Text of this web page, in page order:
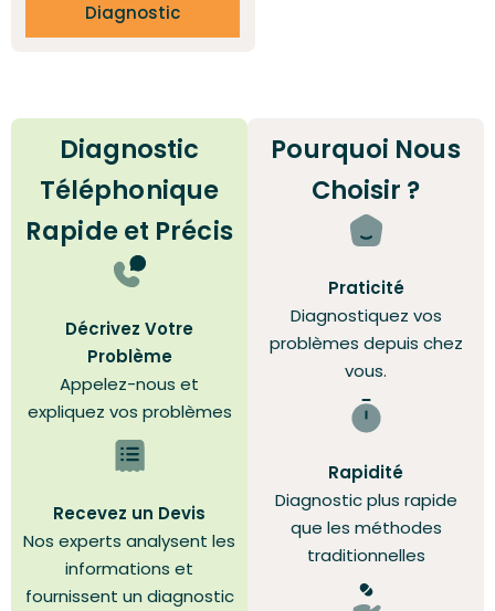
Diagnostic
Diagnostic
Téléphonique
Rapide et Précis
Décrivez Votre
Problème
Appelez-nous et
expliquez vos problèmes
Recevez un Devis
Nos experts analysent les
informations et
fournissent un diagnostic
Pourquoi Nous
Choisir ?
Praticité
Diagnostiquez vos
problèmes depuis chez
vous.
Rapidité
Diagnostic plus rapide
que les méthodes
traditionnelles